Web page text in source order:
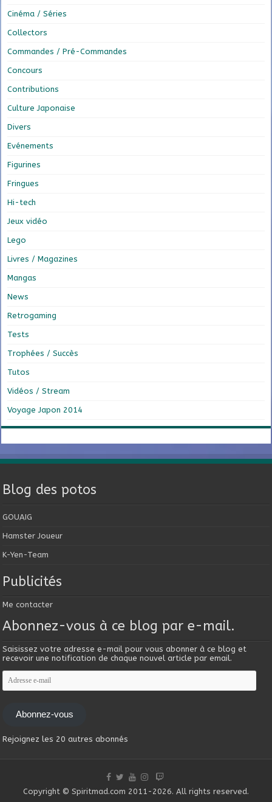
Cinéma / Séries
Collectors
Commandes / Pré-Commandes
Concours
Contributions
Culture Japonaise
Divers
Evénements
Figurines
Fringues
Hi-tech
Jeux vidéo
Lego
Livres / Magazines
Mangas
News
Retrogaming
Tests
Trophées / Succès
Tutos
Vidéos / Stream
Voyage Japon 2014
Blog des potos
GOUAIG
Hamster Joueur
K-Yen-Team
Publicités
Me contacter
Abonnez-vous à ce blog par e-mail.
Saisissez votre adresse e-mail pour vous abonner à ce blog et
recevoir une notification de chaque nouvel article par email.
Adresse
e-
mail
Abonnez-vous
Rejoignez les 20 autres abonnés
Copyright © Spiritmad.com 2011-2026. All rights reserved.